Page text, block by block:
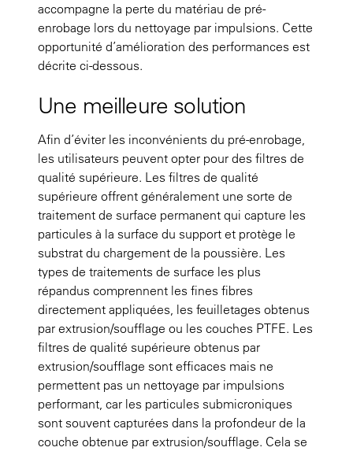
accompagne la perte du matériau de pré-
enrobage lors du nettoyage par impulsions. Cette
opportunité d’amélioration des performances est
décrite ci-dessous.
Une meilleure solution
Afin d’éviter les inconvénients du pré-enrobage,
les utilisateurs peuvent opter pour des filtres de
qualité supérieure. Les filtres de qualité
supérieure offrent généralement une sorte de
traitement de surface permanent qui capture les
particules à la surface du support et protège le
substrat du chargement de la poussière. Les
types de traitements de surface les plus
répandus comprennent les fines fibres
directement appliquées, les feuilletages obtenus
par extrusion/soufflage ou les couches PTFE. Les
filtres de qualité supérieure obtenus par
extrusion/soufflage sont efficaces mais ne
permettent pas un nettoyage par impulsions
performant, car les particules submicroniques
sont souvent capturées dans la profondeur de la
couche obtenue par extrusion/soufflage. Cela se